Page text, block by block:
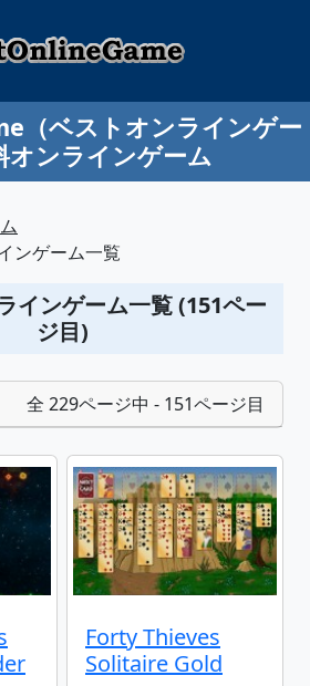
（ベストオンラインゲー
オンラインゲーム
ンゲーム一覧
インゲーム一覧 (151ペー
ジ目)
全 229ページ中 - 151ページ目
Forty Thieves
Solitaire Gold